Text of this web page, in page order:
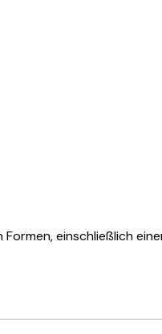
einschließlich